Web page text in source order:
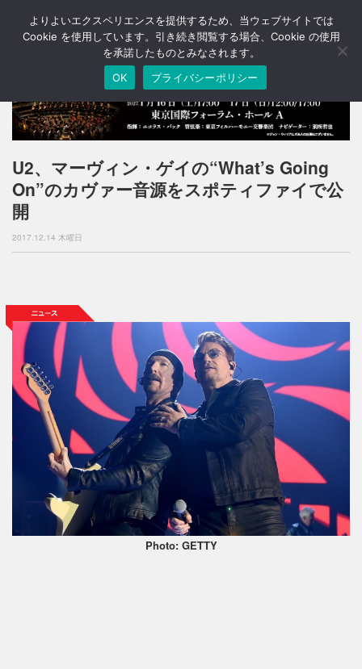
T
o
a
v
a
n
U2、マーヴィン・ゲイの“What’s Going
On”のカヴァー音源をスポティファイで公
開
2017.12.14 木曜日
Photo: GETTY
よりよいエクスペリエンスを提供するため、当ウェブサイトでは
Cookie を使用しています。引き続き閲覧する場合、Cookie の使用
を承諾したものとみなされます。
OK
プライバシーポリシー